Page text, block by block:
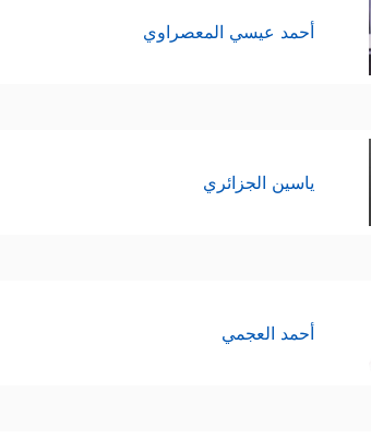
أحمد عيسي المعصراوي
ياسين الجزائري
أحمد العجمي